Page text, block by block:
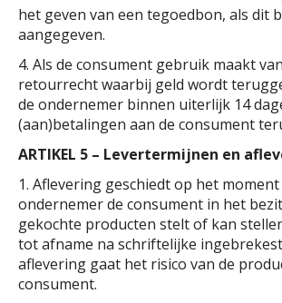
het geven van een tegoedbon, als dit
aangegeven.
4. Als de consument gebruik maakt
retourrecht waarbij geld wordt
de ondernemer binnen uiterlijk 14
(aan)betalingen aan de consument
ARTIKEL 5 – Levertermijnen en
1. Aflevering geschiedt op het moment
ondernemer de consument in het
gekochte producten stelt of kan
tot afname na schriftelijke
aflevering gaat het risico van de
consument.